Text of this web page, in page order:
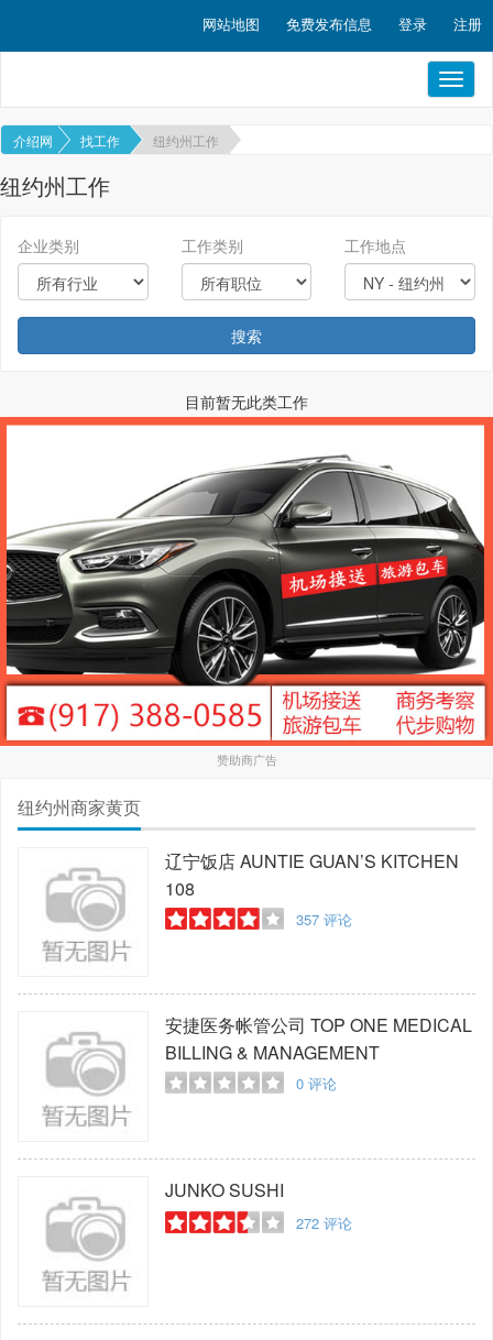
网站地图 免费发布信息 登录 注册
介绍网 找工作 纽约州工作
纽约州工作
企业类别 工作类别 工作地点
搜索
目前暂无此类工作
赞助商广告
纽约州商家黄页
辽宁饭店AUNTIE GUAN’S KITCHEN
108
357评论
安捷医务帐管公司 TOP ONE MEDICAL
BILLING & MANAGEMENT
0评论
JUNKO SUSHI
272评论